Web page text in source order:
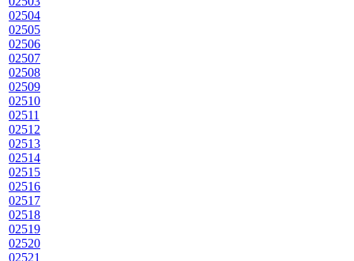
02504
02505
02506
02507
02508
02509
02510
02511
02512
02513
02514
02515
02516
02517
02518
02519
02520
02521